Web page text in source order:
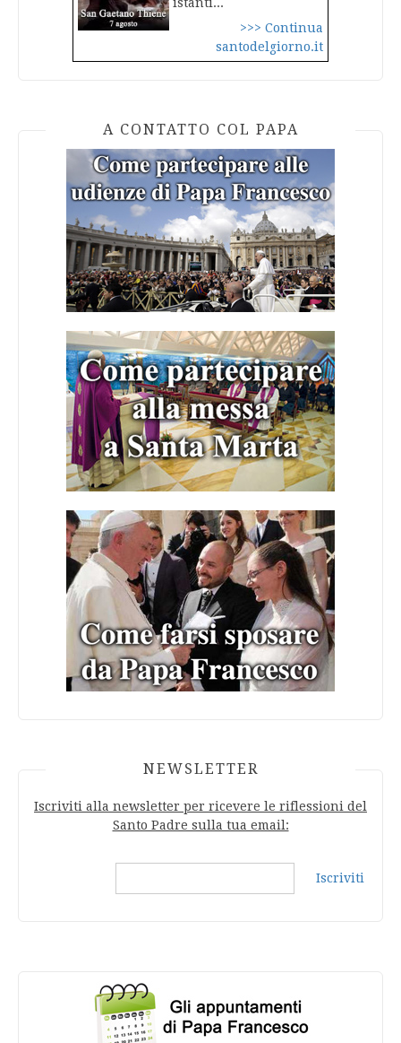
istanti...
>>> Continua
santodelgiorno.it
A CONTATTO COL PAPA
NEWSLETTER
Iscriviti alla newsletter per ricevere le riflessioni del
Santo Padre sulla tua email:
Iscriviti